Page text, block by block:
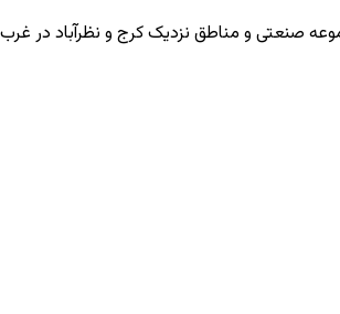
و مناطق نزدیک کرج و نظرآباد در غرب